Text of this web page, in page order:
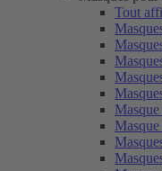
Tout